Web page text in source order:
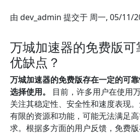
由 dev_admin 提交于 周一, 05/11/
万城加速器的免费版
优缺点？
万城加速器的免费版存在一定的可
选择使用。
目前，许多用户在使用
关注其稳定性、安全性和速度表现
有限的资源和功能，可能无法满足
求。根据多方面的用户反馈，免费